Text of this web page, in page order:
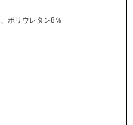
ポリウレタン8％